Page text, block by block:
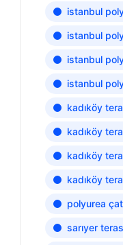
istanbul
istanbul
istanbul
istanbul
kadıköy
kadıköy
kadıköy
kadıköy
polyurea
sarıyer